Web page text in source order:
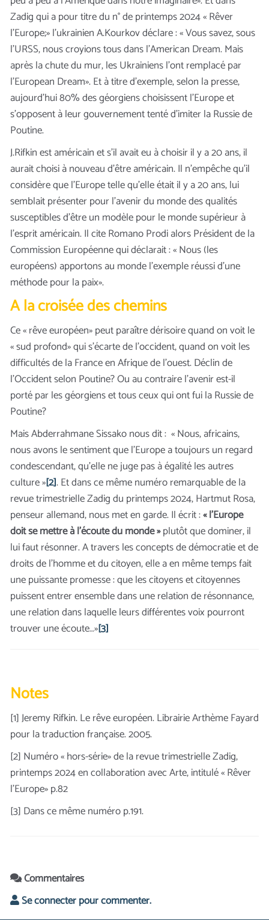
Zadig qui a pour titre du n° de printemps 2024 « Rêver
l’Europe;» l’ukrainien A.Kourkov déclare : « Vous savez, sous
l’URSS, nous croyions tous dans l’American Dream. Mais
après la chute du mur, les Ukrainiens l’ont remplacé par
l’European Dream». Et à titre d’exemple, selon la presse,
aujourd’hui 80% des géorgiens choisissent l’Europe et
s’opposent à leur gouvernement tenté d’imiter la Russie de
Poutine.
J.Rifkin est américain et s’il avait eu à choisir il y a 20 ans, il
aurait choisi à nouveau d’être américain. Il n’empêche qu’il
considère que l’Europe telle qu’elle était il y a 20 ans, lui
semblait présenter pour l’avenir du monde des qualités
susceptibles d’être un modèle pour le monde supérieur à
l’esprit américain. Il cite Romano Prodi alors Président de la
Commission Européenne qui déclarait : « Nous (les
européens) apportons au monde l’exemple réussi d’une
méthode pour la paix».
A la croisée des chemins
Ce « rêve européen» peut paraître dérisoire quand on voit le
« sud profond» qui s’écarte de l’occident, quand on voit les
difficultés de la France en Afrique de l’ouest. Déclin de
l’Occident selon Poutine? Ou au contraire l’avenir est-il
porté par les géorgiens et tous ceux qui ont fui la Russie de
Poutine?
Mais Abderrahmane Sissako nous dit : « Nous, africains,
nous avons le sentiment que l’Europe a toujours un regard
condescendant, qu’elle ne juge pas à égalité les autres
culture »[2]. Et dans ce même numéro remarquable de la
revue trimestrielle Zadig du printemps 2024, Hartmut Rosa,
penseur allemand, nous met en garde. Il écrit :« l’Europe
doit se mettre à l’écoute du monde »plutôt que dominer, il
lui faut résonner. A travers les concepts de démocratie et de
droits de l’homme et du citoyen, elle a en même temps fait
une puissante promesse :que les citoyens et citoyennes
puissent entrer ensemble dans une relation de résonnance,
une relation dans laquelle leurs différentes voix pourront
trouver une écoute…»[3]
Notes
[1] Jeremy Rifkin. Le rêve européen. Librairie Arthème Fayard
pour la traduction française. 2005.
[2] Numéro « hors-série» de la revue trimestrielle Zadig,
printemps 2024 en collaboration avec Arte, intitulé « Rêver
l’Europe» p.82
[3] Dans ce même numéro p.191.
Commentaires
Se connecter pour commenter.